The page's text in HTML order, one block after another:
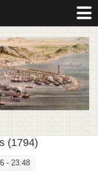
(1794)
- 23:48